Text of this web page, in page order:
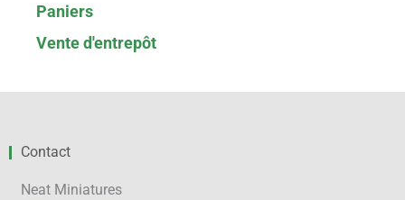
Paniers
Vente d'entrepôt
Contact
Neat Miniatures